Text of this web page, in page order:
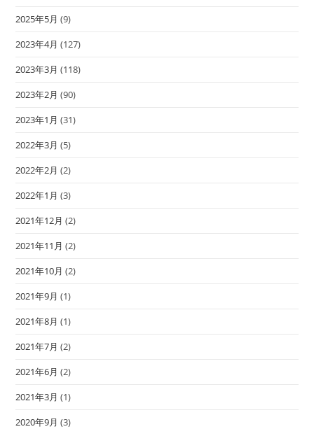
2025年5月 (9)
2023年4月 (127)
2023年3月 (118)
2023年2月 (90)
2023年1月 (31)
2022年3月 (5)
2022年2月 (2)
2022年1月 (3)
2021年12月 (2)
2021年11月 (2)
2021年10月 (2)
2021年9月 (1)
2021年8月 (1)
2021年7月 (2)
2021年6月 (2)
2021年3月 (1)
2020年9月 (3)